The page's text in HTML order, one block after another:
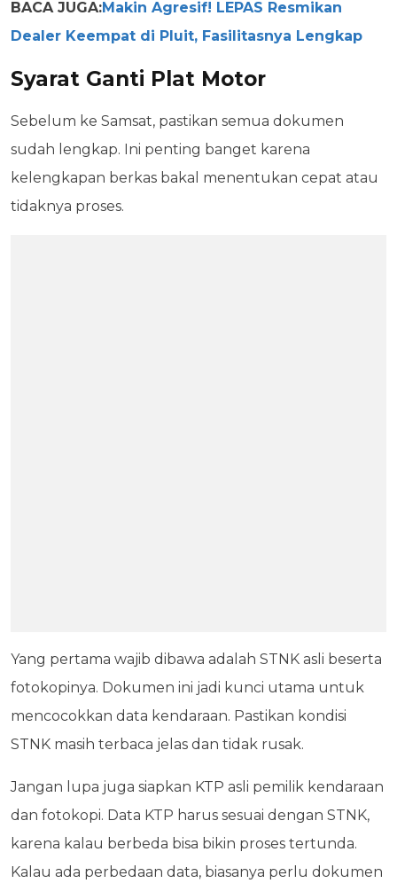
BACA JUGA:Makin Agresif! LEPAS Resmikan
Dealer Keempat di Pluit, Fasilitasnya Lengkap
Syarat Ganti Plat Motor
Sebelum ke Samsat, pastikan semua dokumen
sudah lengkap. Ini penting banget karena
kelengkapan berkas bakal menentukan cepat atau
tidaknya proses.
Yang pertama wajib dibawa adalah STNK asli beserta
fotokopinya. Dokumen ini jadi kunci utama untuk
mencocokkan data kendaraan. Pastikan kondisi
STNK masih terbaca jelas dan tidak rusak.
Jangan lupa juga siapkan KTP asli pemilik kendaraan
dan fotokopi. Data KTP harus sesuai dengan STNK,
karena kalau berbeda bisa bikin proses tertunda.
Kalau ada perbedaan data, biasanya perlu dokumen